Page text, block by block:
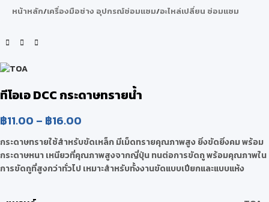
หน้าหลัก/เครื่องมือช่าง อุปกรณ์ซ่อมแซม/อะไหล่เปลี่ยน ซ่อมแซม
ทีโอเอ DCC กระดาษทรายน้ำ
฿11.00 – ฿16.00
กระดาษทรายใช้สำหรับขัดเหล็ก มีเม็ดทรายคุณภาพสูง ยิ่งขัดยิ่งคม พร้อม
กระดาษหนา เหนียวที่คุณภาพสูงจากญี่ปุ่น ทนต่อการขัดถู พร้อมคุณภาพใน
การขัดถูที่สูงกว่าทั่วไป เหมาะสำหรับทั้งงานขัดแบบเปียกและแบบแห้ง